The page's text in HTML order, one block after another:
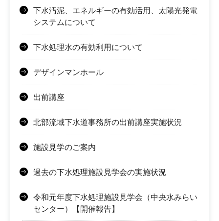
下水汚泥、エネルギーの有効活用、太陽光発電
システムについて
下水処理水の有効利用について
デザインマンホール
出前講座
北部流域下水道事務所の出前講座実施状況
施設見学のご案内
過去の下水処理施設見学会の実施状況
令和元年度下水処理施設見学会（中央水みらい
センター）【開催報告】